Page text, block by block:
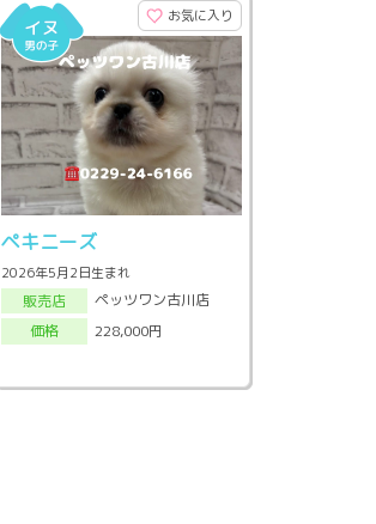
お気に入り
ペキニーズ
2026年5月2日生まれ
販売店
ペッツワン古川店
価格
228,000円